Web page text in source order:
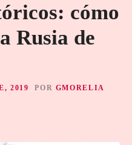
cómo
Rusia de
2019 POR GMORELIA